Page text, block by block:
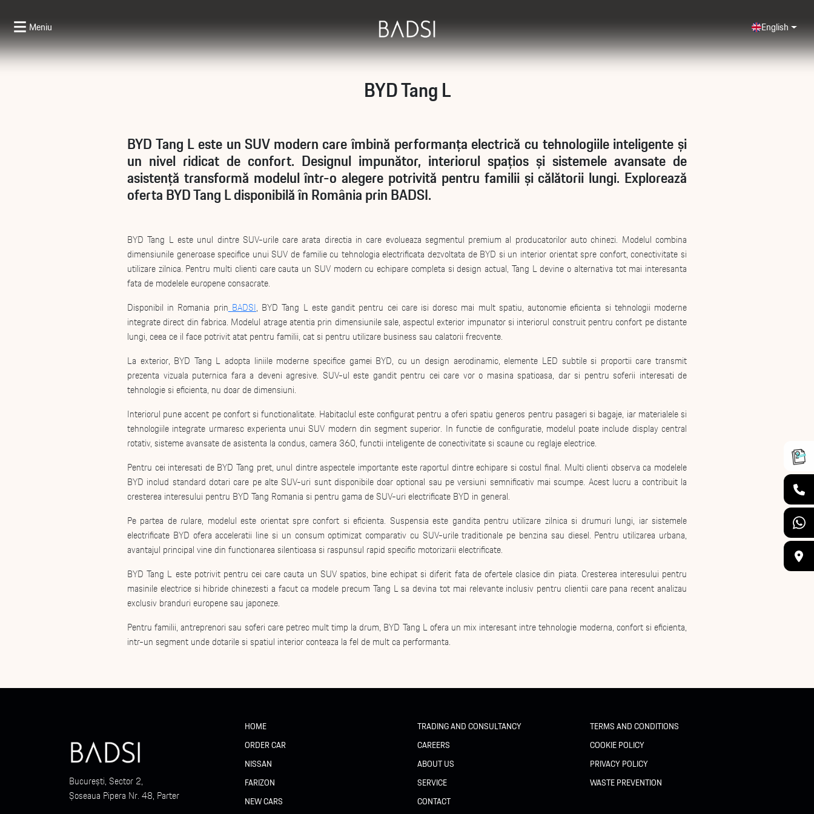
Meniu English
BYD Tang L
BYD Tang L este un SUV modern care îmbină performanța electrică cu tehnologiile inteligente și
un nivel ridicat de confort. Designul impunător, interiorul spațios și sistemele avansate de
asistență transformă modelul într-o alegere potrivită pentru familii și călătorii lungi. Explorează
oferta BYD Tang L disponibilă în România prin BADSI.
BYD Tang L este unul dintre SUV-urile care arata directia in care evolueaza segmentul premium al producatorilor auto chinezi. Modelul combina
dimensiunile generoase specifice unui SUV de familie cu tehnologia electrificata dezvoltata de BYD si un interior orientat spre confort, conectivitate si
utilizare zilnica. Pentru multi clienti care cauta un SUV modern cu echipare completa si design actual, Tang L devine o alternativa tot mai interesanta
fata de modelele europene consacrate.
Disponibil in Romania prin BADSI, BYD Tang L este gandit pentru cei care isi doresc mai mult spatiu, autonomie eficienta si tehnologii moderne
integrate direct din fabrica. Modelul atrage atentia prin dimensiunile sale, aspectul exterior impunator si interiorul construit pentru confort pe distante
lungi, ceea ce il face potrivit atat pentru familii, cat si pentru utilizare business sau calatorii frecvente.
La exterior, BYD Tang L adopta liniile moderne specifice gamei BYD, cu un design aerodinamic, elemente LED subtile si proportii care transmit
prezenta vizuala puternica fara a deveni agresive. SUV-ul este gandit pentru cei care vor o masina spatioasa, dar si pentru soferii interesati de
tehnologie si eficienta, nu doar de dimensiuni.
Interiorul pune accent pe confort si functionalitate. Habitaclul este configurat pentru a oferi spatiu generos pentru pasageri si bagaje, iar materialele si
tehnologiile integrate urmaresc experienta unui SUV modern din segment superior. In functie de configuratie, modelul poate include display central
rotativ, sisteme avansate de asistenta la condus, camera 360, functii inteligente de conectivitate si scaune cu reglaje electrice.
Pentru cei interesati de BYD Tang pret, unul dintre aspectele importante este raportul dintre echipare si costul final. Multi clienti observa ca modelele
BYD includ standard dotari care pe alte SUV-uri sunt disponibile doar optional sau pe versiuni semnificativ mai scumpe. Acest lucru a contribuit la
cresterea interesului pentru BYD Tang Romania si pentru gama de SUV-uri electrificate BYD in general.
Pe partea de rulare, modelul este orientat spre confort si eficienta. Suspensia este gandita pentru utilizare zilnica si drumuri lungi, iar sistemele
electrificate BYD ofera acceleratii line si un consum optimizat comparativ cu SUV-urile traditionale pe benzina sau diesel. Pentru utilizarea urbana,
avantajul principal vine din functionarea silentioasa si raspunsul rapid specific motorizarii electrificate.
BYD Tang L este potrivit pentru cei care cauta un SUV spatios, bine echipat si diferit fata de ofertele clasice din piata. Cresterea interesului pentru
masinile electrice si hibride chinezesti a facut ca modele precum Tang L sa devina tot mai relevante inclusiv pentru clientii care pana recent analizau
exclusiv branduri europene sau japoneze.
Pentru familii, antreprenori sau soferi care petrec mult timp la drum, BYD Tang L ofera un mix interesant intre tehnologie moderna, confort si eficienta,
intr-un segment unde dotarile si spatiul interior conteaza la fel de mult ca performanta.
București, Sector 2,
Șoseaua Pipera Nr. 48, Parter
HOME
ORDER CAR
NISSAN
FARIZON
NEW CARS
TRADING AND CONSULTANCY
CAREERS
ABOUT US
SERVICE
CONTACT
TERMS AND CONDITIONS
COOKIE POLICY
PRIVACY POLICY
WASTE PREVENTION